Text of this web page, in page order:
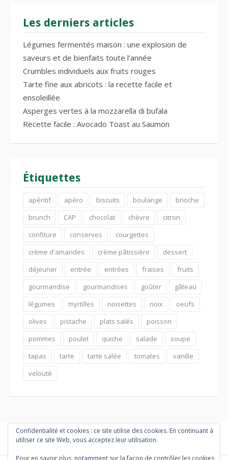
Les derniers articles
Légumes fermentés maison : une explosion de
saveurs et de bienfaits toute l’année
Crumbles individuels aux fruits rouges
Tarte fine aux abricots : la recette facile et
ensoleillée
Asperges vertes à la mozzarella di bufala
Recette facile : Avocado Toast au Saumon
Étiquettes
apéritif apéro biscuits boulange
brioche
brunch
CAP chocolat chèvre
citron
confiture
conserves
courgettes
crème d'amandes
crème pâtissière
dessert
déjeuner
entrée entrées fraises
fruits
gourmandise
gourmandises goûter
gâteau
légumes
myrtilles noisettes noix
oeufs
olives
pistache plats salés
poisson
pommes
poulet quiche salade
soupe
tapas
tarte tarte salée tomates
vanille
velouté
Confidentialité et cookies : ce site utilise des cookies. En continuant à
utiliser ce site Web, vous acceptez leur utilisation.
Pour en savoir plus, notamment sur la façon de contrôler les cookies,